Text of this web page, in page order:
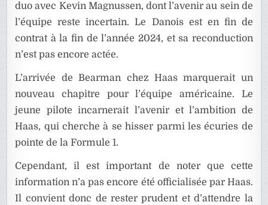
duo avec Kevin Magnussen, dont l’avenir au sein de
l’équipe reste incertain. Le Danois est en fin de
contrat à la fin de l’année 2024, et sa reconduction
n’est pas encore actée.
L’arrivée de Bearman chez Haas marquerait un
nouveau chapitre pour l’équipe américaine. Le
jeune pilote incarnerait l’avenir et l’ambition de
Haas, qui cherche à se hisser parmi les écuries de
pointe de la Formule 1.
Cependant, il est important de noter que cette
information n’a pas encore été officialisée par Haas.
Il convient donc de rester prudent et d’attendre la